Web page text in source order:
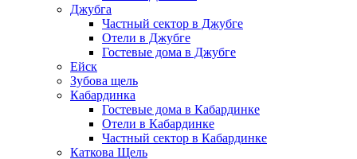
Джубга
Частный сектор в Джубге
Отели в Джубге
Гостевые дома в Джубге
Ейск
Зубова щель
Кабардинка
Гостевые дома в Кабардинке
Отели в Кабардинке
Частный сектор в Кабардинке
Каткова Щель